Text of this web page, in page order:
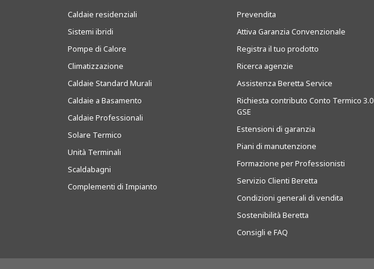
Caldaie residenziali
Sistemi ibridi
Pompe di Calore
Climatizzazione
Caldaie Standard Murali
Caldaie a Basamento
Caldaie Professionali
Solare Termico
Unità Terminali
Scaldabagni
Complementi di Impianto
Prevendita
Attiva Garanzia Convenzionale
Registra il tuo prodotto
Ricerca agenzie
Assistenza Beretta Service
Richiesta contributo Conto Termico 3.0
GSE
Estensioni di garanzia
Piani di manutenzione
Formazione per Professionisti
Servizio Clienti Beretta
Condizioni generali di vendita
Sostenibilità Beretta
Consigli e FAQ